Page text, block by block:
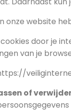
onze website
door je
van je
https://
of